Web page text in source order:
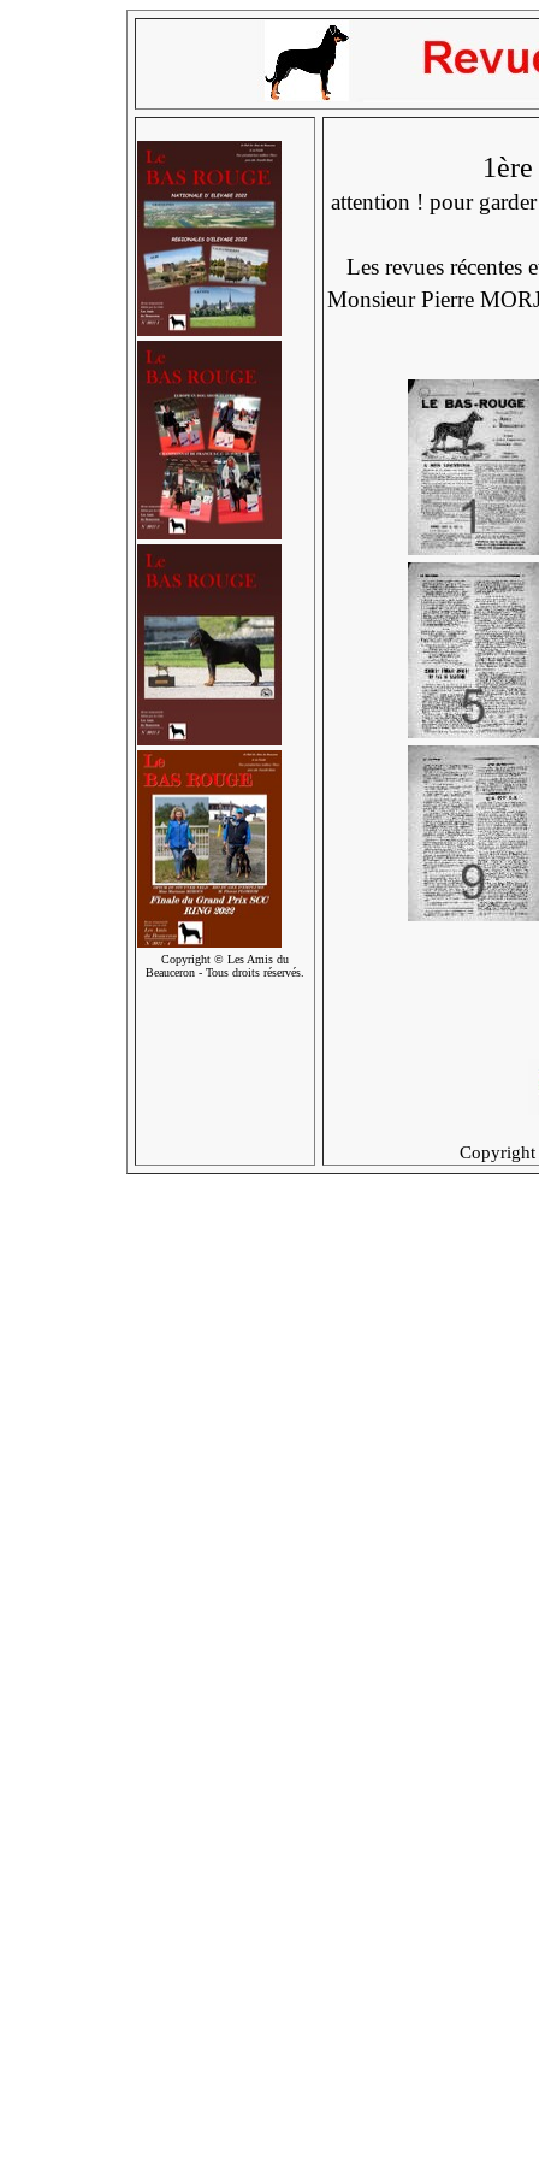
Copyright © Les Amis du
Beauceron - Tous droits réservés.
attention ! pour garder
Les revues récentes
Monsieur Pierre
Copyright